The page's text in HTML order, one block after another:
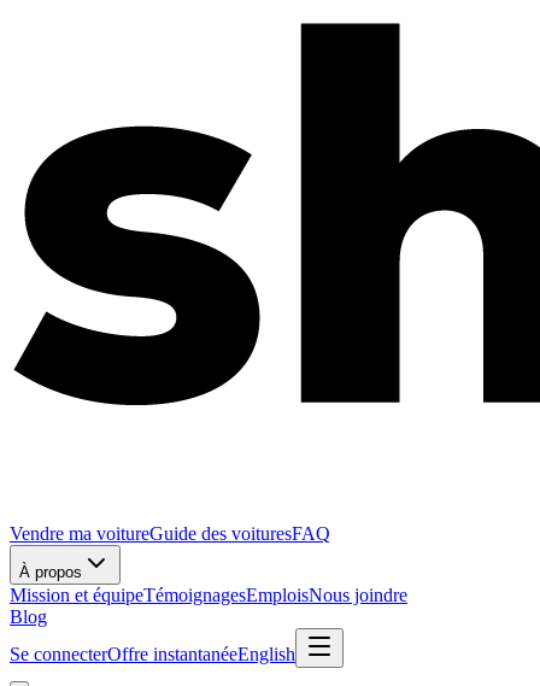
Vendre ma voitureGuide des voituresFAQ
À propos
Mission et équipeTémoignagesEmploisNous joindre
Blog
Se connecterOffre instantanéeEnglish